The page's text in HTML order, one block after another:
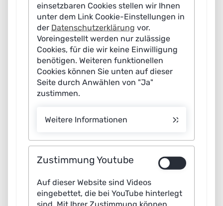
Künstliche Intelligenz (KI) kann unseren Alltag
erleichtern, die Gesundheitsversorgung verbessern und
Klimawandel oder der Corona-Pandemie unterstützen.
werden, hängt maßgeblich davon ab, ob die Menschen
der Technologie vertrauen. Ethische Werte und
Prinzipien spielen – zumindest in Europa – für die
Entwicklung von KI daher eine zentrale Rolle. Die
Plattform Lernende Systeme hat einen Leitfaden
einsetzbaren Cookies stellen wir Ihnen
unter dem Link Cookie-Einstellungen in
der Datenschutzerklärung vor.
Voreingestellt werden nur zulässige
Cookies, für die wir keine Einwilligung
benötigen. Weiteren funktionellen
Cookies können Sie unten auf dieser
Seite durch Anwählen von "Ja"
zustimmen.
Weitere Informationen
Zustimmung Youtube
Auf dieser Website sind Videos
eingebettet, die bei YouTube hinterlegt